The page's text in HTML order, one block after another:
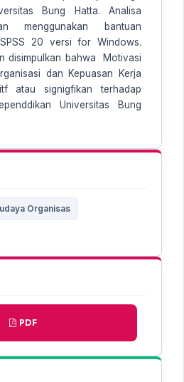
Bung Hatta. Analisa
menggunakan bantuan
20 versi for Windows.
disimpulkan bahwa Motivasi
dan Kepuasan Kerja
atau signigfikan terhadap
Universitas Bung
Organisas
PDF